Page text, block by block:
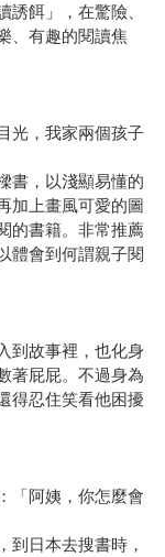
誘餌」，在驚險、
、有趣的閱讀焦
光，我家兩個孩子
書，以淺顯易懂的
加上畫風可愛的圖
的書籍。非常推薦
體會到何謂親子閱
到故事裡，也化身
著屁屁。不過身為
得忍住笑看他困擾
「阿姨，你怎麼會
到日本去搜書時，